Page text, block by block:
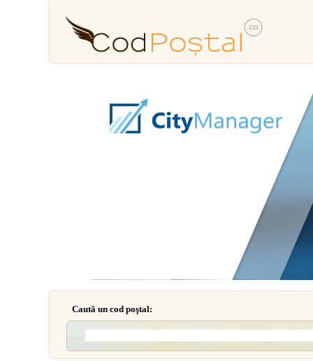
Caută un cod poştal: